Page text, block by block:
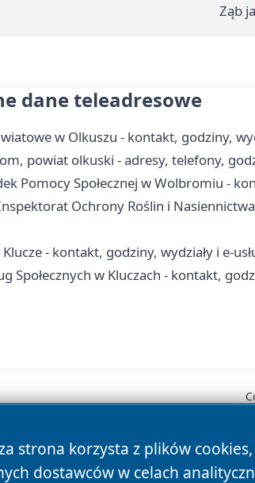
Ząb
dane teleadresowe
w Olkuszu - kontakt, godziny,
powiat olkuski - adresy, telefony,
Pomocy Społecznej w Wolbromiu -
Ochrony Roślin i
- kontakt, godziny, wydziały i e-
Społecznych w Kluczach - kontakt,
strona korzysta z plików
dostawców w celach